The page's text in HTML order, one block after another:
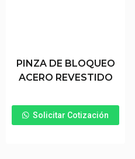
PINZA DE BLOQUEO
ACERO REVESTIDO
Solicitar Cotización